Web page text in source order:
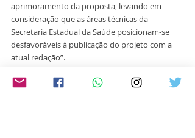
aprimoramento da proposta, levando em
consideração que as áreas técnicas da
Secretaria Estadual da Saúde posicionam-se
desfavoráveis à publicação do projeto com a
atual redação”.
Foto: Natiele Dias